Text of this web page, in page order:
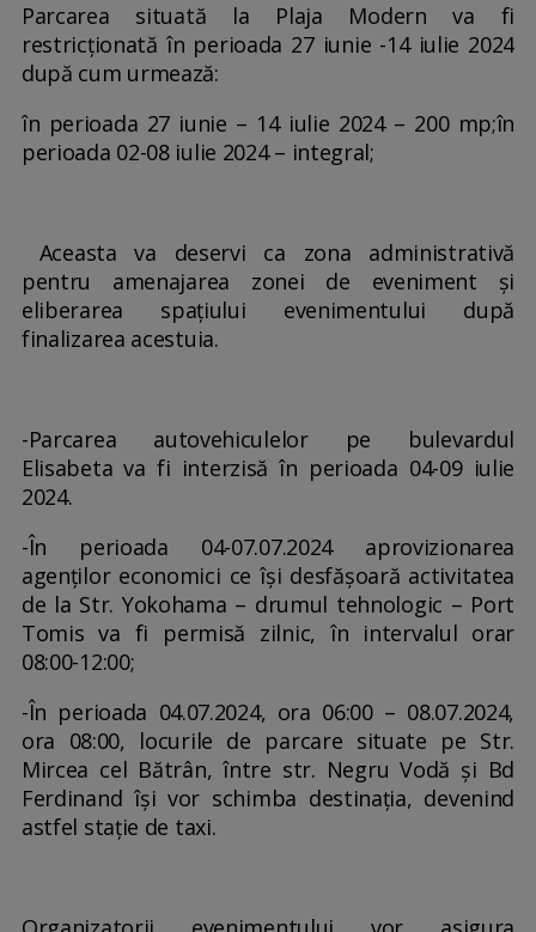
Parcarea situată la Plaja Modern va fi
restricționată în perioada 27 iunie -14 iulie 2024
după cum urmează:
în perioada 27 iunie – 14 iulie 2024 – 200 mp;în
perioada 02-08 iulie 2024 – integral;
Aceasta va deservi ca zona administrativă
pentru amenajarea zonei de eveniment și
eliberarea spațiului evenimentului după
finalizarea acestuia.
-Parcarea autovehiculelor pe bulevardul
Elisabeta va fi interzisă în perioada 04-09 iulie
2024.
-În perioada 04-07.07.2024 aprovizionarea
agenților economici ce își desfășoară activitatea
de la Str. Yokohama – drumul tehnologic – Port
Tomis va fi permisă zilnic, în intervalul orar
08:00-12:00;
-În perioada 04.07.2024, ora 06:00 – 08.07.2024,
ora 08:00, locurile de parcare situate pe Str.
Mircea cel Bătrân, între str. Negru Vodă și Bd
Ferdinand își vor schimba destinația, devenind
astfel stație de taxi.